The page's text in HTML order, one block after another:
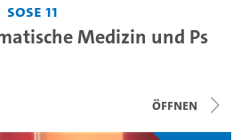
SoSe 11
Medizin und Ps
Öffnen